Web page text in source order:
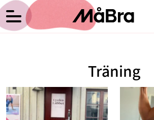
Medicin
Psykologi
Anna Haags blogg
Hem
Arkiv
Träning